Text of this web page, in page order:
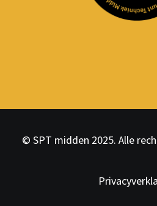
© SPT midden 2025. Alle